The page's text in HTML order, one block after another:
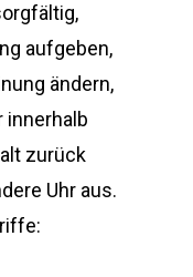
aufgeben,
ändern,
innerhalb
zurück
Uhr aus.